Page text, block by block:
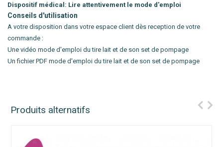
Dispositif médical: Lire attentivement le mode d'emploi
Conseils d'utilisation
A votre disposition dans votre espace client dès reception de votre
commande :
Une vidéo mode d'emploi du tire lait et de son set de pompage
Un fichier PDF mode d'emploi du tire lait et de son set de pompage
Produits alternatifs